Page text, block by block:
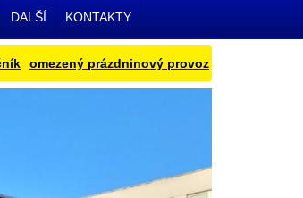
DALŠÍ KONTAKTY
prázdninový provoz Přihlašování obědu na